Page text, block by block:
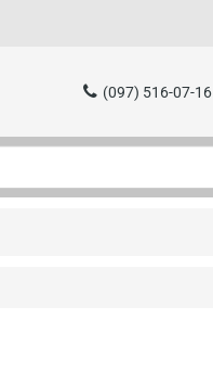
(097) 516-07-16